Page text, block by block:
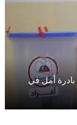
2025 … هل هي بادرة أمل في